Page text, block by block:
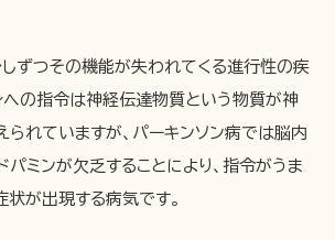
しずつその機能が失われてくる進行性の疾
への指令は神経伝達物質という物質が神
れていますが、パーキンソン病では脳内
ミンが欠乏することにより、指令がうま
が出現する病気です。